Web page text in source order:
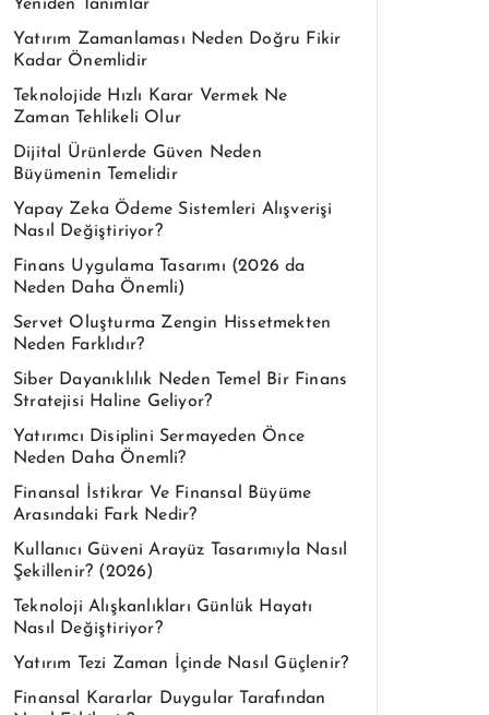
Yeniden Tanımlar
Yatırım Zamanlaması Neden Doğru Fikir
Kadar Önemlidir
Teknolojide Hızlı Karar Vermek Ne
Zaman Tehlikeli Olur
Dijital Ürünlerde Güven Neden
Büyümenin Temelidir
Yapay Zeka Ödeme Sistemleri Alışverişi
Nasıl Değiştiriyor?
Finans Uygulama Tasarımı (2026 da
Neden Daha Önemli)
Servet Oluşturma Zengin Hissetmekten
Neden Farklıdır?
Siber Dayanıklılık Neden Temel Bir Finans
Stratejisi Haline Geliyor?
Yatırımcı Disiplini Sermayeden Önce
Neden Daha Önemli?
Finansal İstikrar Ve Finansal Büyüme
Arasındaki Fark Nedir?
Kullanıcı Güveni Arayüz Tasarımıyla Nasıl
Şekillenir? (2026)
Teknoloji Alışkanlıkları Günlük Hayatı
Nasıl Değiştiriyor?
Yatırım Tezi Zaman İçinde Nasıl Güçlenir?
Finansal Kararlar Duygular Tarafından